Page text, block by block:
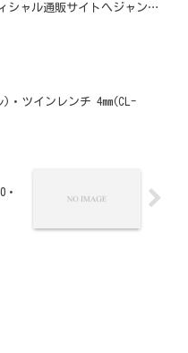
シャル通販サイトへジャンプ
)・ツインレンチ 4mm(CL-